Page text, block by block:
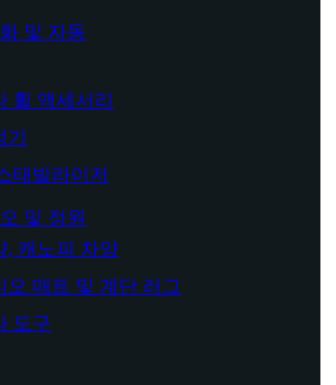
및 자동
휠 액세서리
태빌라이저
및 정원
, 캐노피 차양
오 매트 및 계단 러그
도구